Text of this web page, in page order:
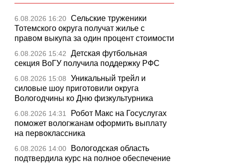
6.08.2026 16:20 Сельские труженики
Тотемского округа получат жилье с
правом выкупа за один процент стоимости
6.08.2026 15:42
Детская футбольная
секция ВоГУ получила поддержку РФС
6.08.2026 15:08
Уникальный трейл и
силовые шоу приготовили округа
Вологодчины ко Дню физкультурника
6.08.2026 14:31
Робот Макс на Госуслугах
поможет вологжанам оформить выплату
на первоклассника
6.08.2026 14:00
Вологодская область
подтвердила курс на полное обеспечение